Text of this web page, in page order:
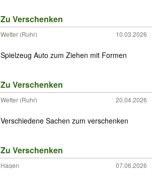
Zu Verschenken
Wetter (Ruhr) 10.03.2026
Spielzeug Auto zum Ziehen mit Formen
Zu Verschenken
Wetter (Ruhr) 20.04.2026
Verschiedene Sachen zum verschenken
Zu Verschenken
Hagen 07.06.2026